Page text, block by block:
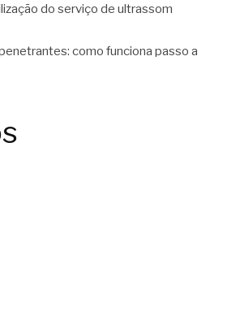
do serviço de ultrassom
como funciona passo a